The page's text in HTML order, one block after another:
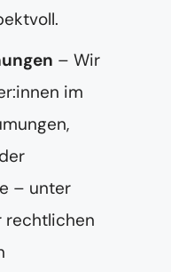
– Wir
im
– unter
rechtlichen